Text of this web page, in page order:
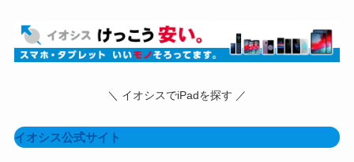
＼ イオシスでiPadを探す ／
イオシス公式サイト